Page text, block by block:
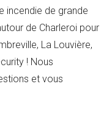
incendie de grande
de Charleroi pour
La Louvière,
! Nous
et vous